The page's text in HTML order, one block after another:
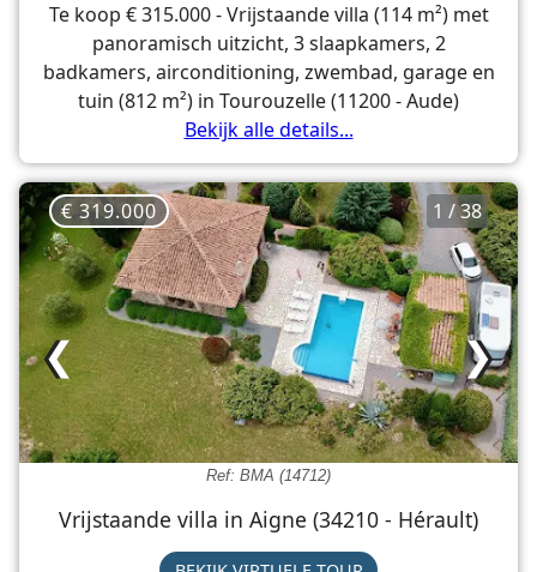
Te koop € 315.000 - Vrijstaande villa (114 m²) met
panoramisch uitzicht, 3 slaapkamers, 2
badkamers, airconditioning, zwembad, garage en
tuin (812 m²) in Tourouzelle (11200 - Aude)
Bekijk alle details...
Ref: BMA (14712)
1 / 38
❯
❮
€ 319.000
Vrijstaande villa in Aigne (34210 - Hérault)